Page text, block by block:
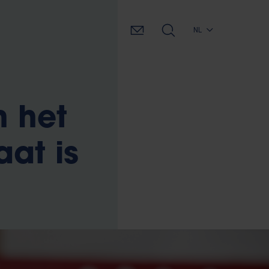
NL
het
is